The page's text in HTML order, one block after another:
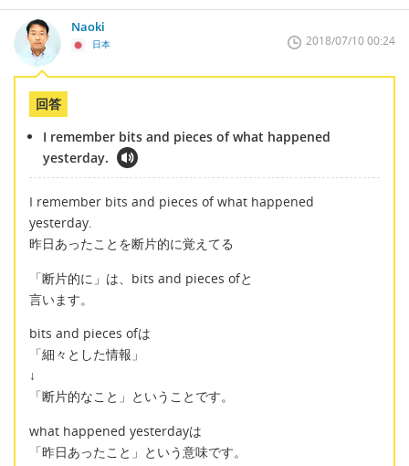
Naoki
日本 2018/07/10 00:24
回答
I remember bits and pieces of what happened
yesterday.
I remember bits and pieces of what happened
yesterday.
昨日あったことを断片的に覚えてる
「断片的に」は、bits and pieces ofと
言います。
bits and pieces ofは
「細々とした情報」
↓
「断片的なこと」ということです。
what happened yesterdayは
「昨日あったこと」という意味です。